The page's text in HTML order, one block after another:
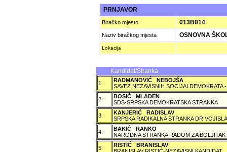
PRNJAVOR
Biračko mjesto 013B014
Naziv biračkog mjesta OSNOVNA
Lokacija
Kandidat/Stranka
1.
RADMANOVIĆ NEBOJŠA
SAVEZ NEZAVISNIH SOCIJALDEMOKRATA
2.
BOSIĆ MLADEN
SDS-SRPSKA DEMOKRATSKA STRANKA
3.
KANJERIĆ RADISLAV
SRPSKA RADIKALNA STRANKA DR
4.
BAKIĆ RANKO
NARODNA STRANKA RADOM ZA BOLJITAK
5.
RISTIĆ BRANISLAV